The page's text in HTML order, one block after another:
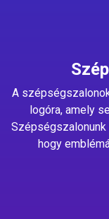
A
logóra, amely
Szépségszalonunk
hogy